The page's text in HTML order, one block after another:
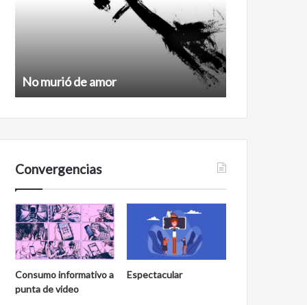
No murió de amor
Convergencias
Consumo informativo a
punta de video
Espectacular